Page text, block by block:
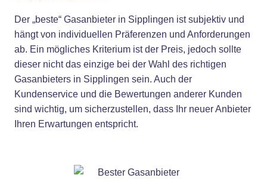
Der „beste“ Gasanbieter in Sipplingen ist subjektiv und
hängt von individuellen Präferenzen und Anforderungen
ab. Ein mögliches Kriterium ist der Preis, jedoch sollte
dieser nicht das einzige bei der Wahl des richtigen
Gasanbieters in Sipplingen sein. Auch der
Kundenservice und die Bewertungen anderer Kunden
sind wichtig, um sicherzustellen, dass Ihr neuer Anbieter
Ihren Erwartungen entspricht.